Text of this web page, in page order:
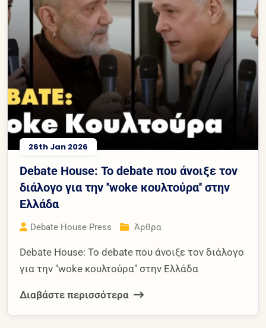
26th Jan 2026
Debate House: Το debate που άνοιξε τον
διάλογο για την ''woke κουλτούρα'' στην
Ελλάδα
Debate House Press Άρθρα
Debate House: Το debate που άνοιξε τον διάλογο
για την ''woke κουλτούρα'' στην Ελλάδα
Διαβάστε περισσότερα